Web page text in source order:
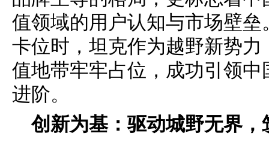
值领域的用户认知与市场壁
卡位时，坦克作为越野新势
值地带牢牢占位，成功引领
进阶。
创新为基：驱动城野无界，